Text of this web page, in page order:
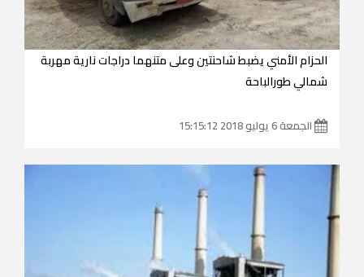
الحزام الأمني يضبط شاحنتين وعلى متنهما دراجات نارية مهربة
شمالي طورالباحة
الجمعة 6 يوليو 2018 15:15:12